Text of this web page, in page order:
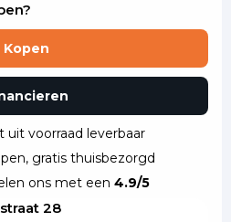
Kopen
uit voorraad leverbaar
gratis thuisbezorgd
ons met een 4.9/5
28